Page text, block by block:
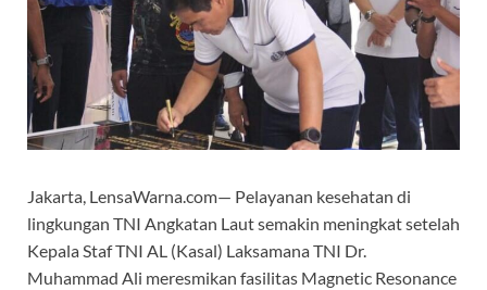
Jakarta, LensaWarna.com— Pelayanan kesehatan di
lingkungan TNI Angkatan Laut semakin meningkat setelah
Kepala Staf TNI AL (Kasal) Laksamana TNI Dr.
Muhammad Ali meresmikan fasilitas Magnetic Resonance